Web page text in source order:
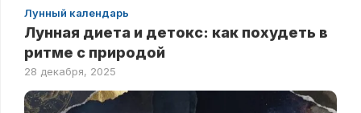
Лунный календарь
Лунная диета и детокс: как похудеть в
ритме с природой
28 декабря, 2025